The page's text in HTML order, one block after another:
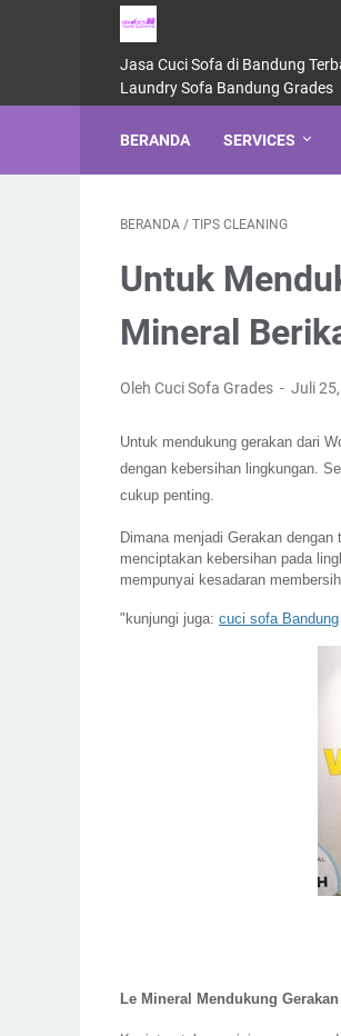
Jasa Cuci Sofa di Bandung
Laundry Sofa Bandung Grades
BERANDA SERVICES
BERANDA / TIPS CLEANING
Untuk
Mineral
Oleh Cuci Sofa Grades Juli
Untuk mendukung gerakan dari
dengan kebersihan lingkungan.
cukup penting.
Dimana menjadi Gerakan
menciptakan kebersihan pada
mempunyai kesadaran
"kunjungi juga: cuci sofa Bandung
Le Mineral Mendukung